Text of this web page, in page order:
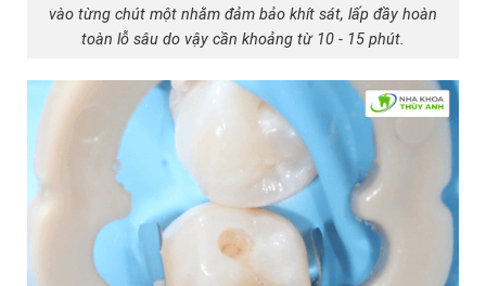
vào từng chút một nhằm đảm bảo khít sát, lấp đầy hoàn
toàn lỗ sâu do vậy cần khoảng từ 10 - 15 phút.